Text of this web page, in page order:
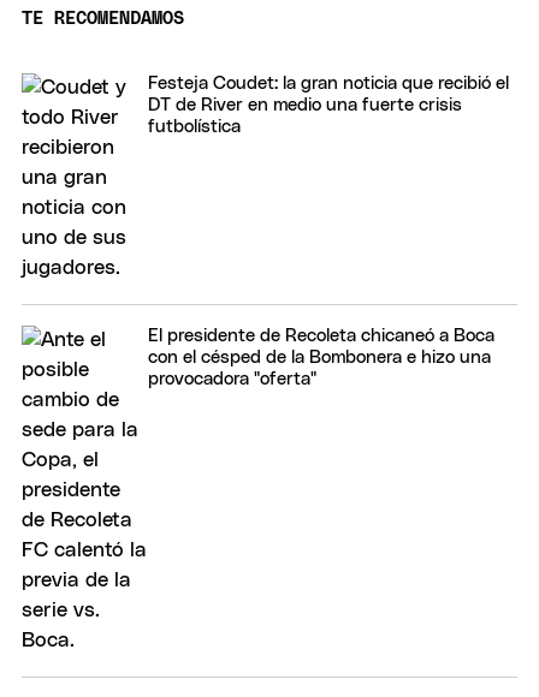
TE RECOMENDAMOS
Festeja Coudet: la gran noticia que recibió el
DT de River en medio una fuerte crisis
futbolística
El presidente de Recoleta chicaneó a Boca
con el césped de la Bombonera e hizo una
provocadora "oferta"